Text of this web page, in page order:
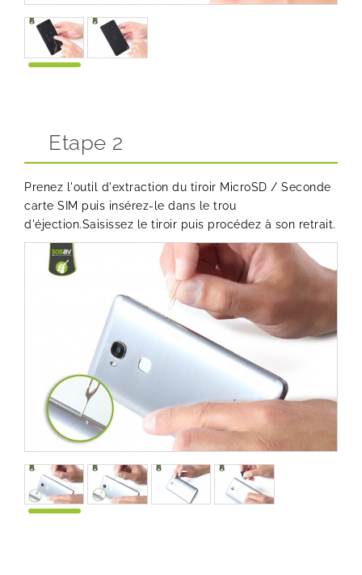
Etape 2
Prenez l'outil d'extraction du tiroir MicroSD / Seconde
carte SIM puis insérez-le dans le trou
d'éjection.Saisissez le tiroir puis procédez à son retrait.